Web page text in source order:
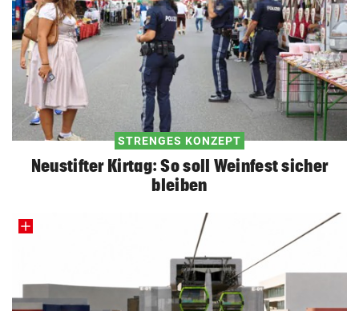
STRENGES KONZEPT
Neustifter Kirtag: So soll Weinfest sicher
bleiben